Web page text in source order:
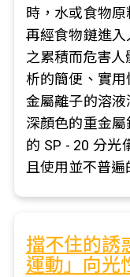
時，水或食物
再經食物鏈進
之累積而危害
析的簡便、實
金屬離子的溶
深顏色的重金
的 SP - 20 分
且使用並不普
擋不住的
運動」向光